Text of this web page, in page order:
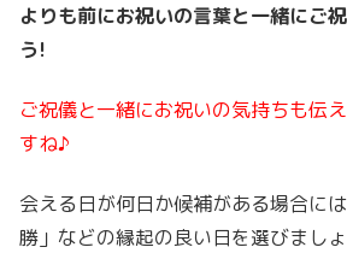
よりも前にお祝いの言葉と一緒にご
う!
ご祝儀と一緒にお祝いの気持ちも伝
すね♪
会える日が何日か候補がある場合に
勝」などの縁起の良い日を選びましょ